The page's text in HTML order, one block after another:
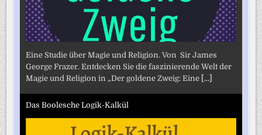
Eine Studie über Magie und Religion. Von Sir James
George Frazer. Entdecken Sie die faszinierende Welt der
Magie und Religion in „Der goldene Zweig: Eine [...]
Das Boolesche Logik-Kalkül